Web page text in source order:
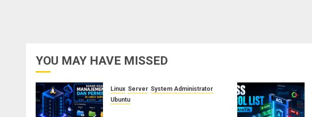
YOU MAY HAVE MISSED
Linux Server System Administrator
Ubuntu